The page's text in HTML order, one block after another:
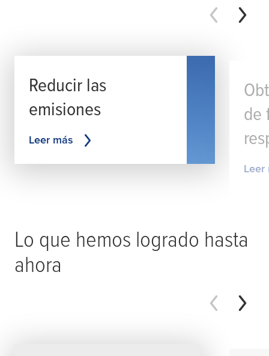
Reducir las
emisiones
Leer más
de
Leer
Lo que hemos logrado hasta
ahora